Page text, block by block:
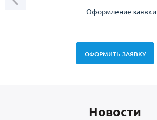
Оформление заявки
ОФОРМИТЬ ЗАЯВКУ
Новоcти